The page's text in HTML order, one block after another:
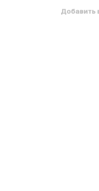
Добавить